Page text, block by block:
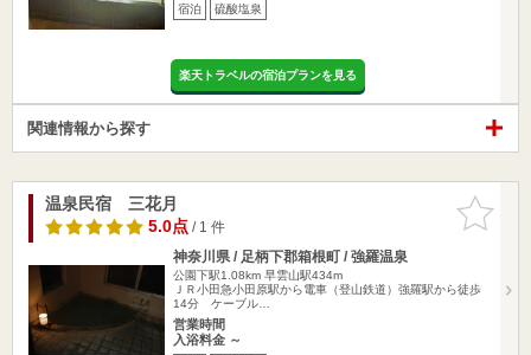
宿泊 硫酸塩泉
楽天トラベルの宿泊プランを見る
関連情報から探す
お気に入
りに追加
温泉民宿 三花月
5.0点/ 1 件
神奈川県 / 足柄下郡箱根町 / 強羅温泉
公園下駅1.08km 早雲山駅434m
ＪＲ小田急小田原駅から電車（登山鉄道）強羅駅から徒歩
14分 ケーブル…
営業時間
入浴料金 ～